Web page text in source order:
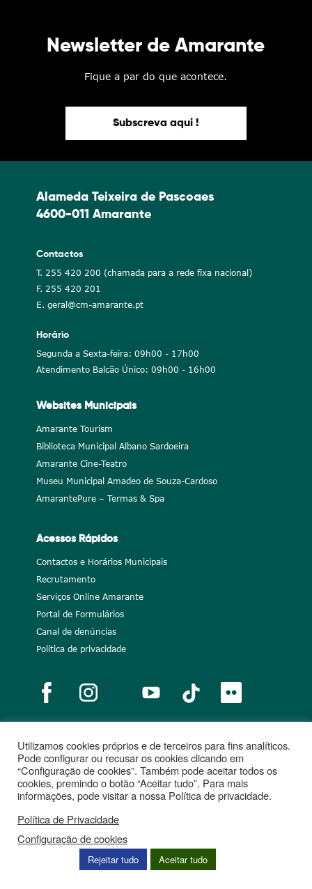
Newsletter de Amarante
Fique a par do que acontece.
Subscreva aqui !
Alameda Teixeira de Pascoaes
4600-011 Amarante
Contactos
T. 255 420 200 (chamada para a rede fixa nacional)
F. 255 420 201
E. geral@cm-amarante.pt
Horário
Segunda a Sexta-feira: 09h00 - 17h00
Atendimento Balcão Único: 09h00 - 16h00
Websites Municipais
Amarante Tourism
Biblioteca Municipal Albano Sardoeira
Amarante Cine-Teatro
Museu Municipal Amadeo de Souza-Cardoso
AmarantePure – Termas & Spa
Acessos Rápidos
Contactos e Horários Municipais
Recrutamento
Serviços Online Amarante
Portal de Formulários
Canal de denúncias
Política de privacidade
Notícias Recrutamento Portugal 2020
União Europeia
Projetos cofinanciados
Utilizamos cookies próprios e de terceiros para fins analíticos.
Pode configurar ou recusar os cookies clicando em
“Configuração de cookies”. Também pode aceitar todos os
cookies, premindo o botão “Aceitar tudo”. Para mais
informações, pode visitar a nossa Política de privacidade.
Política de Privacidade
Configuração de cookies
Rejeitar tudo Aceitar tudo